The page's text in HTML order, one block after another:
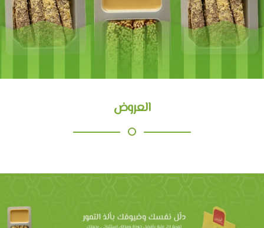
العروض